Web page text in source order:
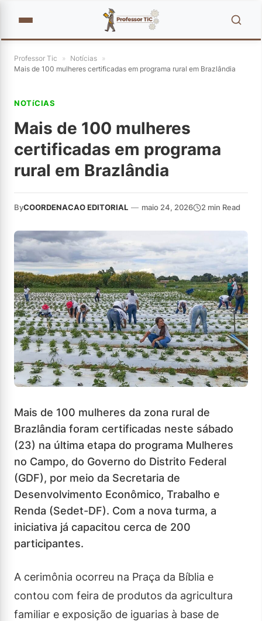
Professor Tic » Notícias »
Mais de 100 mulheres certificadas em programa rural em Brazlândia
NOTíCIAS
Mais de 100 mulheres
certificadas em programa
rural em Brazlândia
ByCOORDENACAO EDITORIAL — maio 24, 2026 2 min Read
Mais de 100 mulheres da zona rural de
Brazlândia foram certificadas neste sábado
(23) na última etapa do programa Mulheres
no Campo, do Governo do Distrito Federal
(GDF), por meio da Secretaria de
Desenvolvimento Econômico, Trabalho e
Renda (Sedet-DF). Com a nova turma, a
iniciativa já capacitou cerca de 200
participantes.
A cerimônia ocorreu na Praça da Bíblia e
contou com feira de produtos da agricultura
familiar e exposição de iguarias à base de